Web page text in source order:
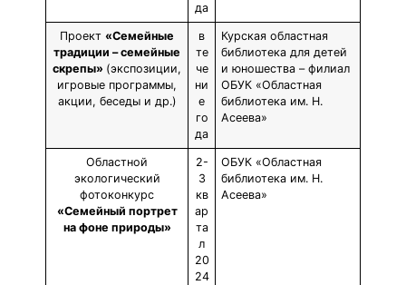
да
Проект «Семейные
традиции – семейные
скрепы» (экспозиции,
игровые программы,
акции, беседы и др.)
в
те
че
ни
е
го
да
Курская областная
библиотека для детей
и юношества – филиал
ОБУК «Областная
библиотека им. Н.
Асеева»
Областной
экологический
фотоконкурс
«Семейный портрет
на фоне природы»
2-
3
кв
ар
та
л
20
24
ОБУК «Областная
библиотека им. Н.
Асеева»